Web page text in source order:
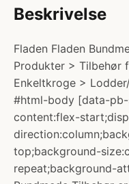
Beskrivelse
Fladen Fladen
Produkter > Tilbehør
Enkeltkroge >
#html-body [data-
content:flex-
top;background-
repeat;background-